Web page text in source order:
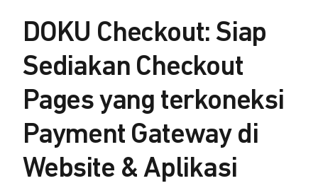
DOKU Checkout: Siap
Sediakan Checkout
Pages yang terkoneksi
Payment Gateway di
Website & Aplikasi